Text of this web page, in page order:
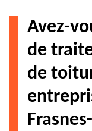
Avez-
de
de